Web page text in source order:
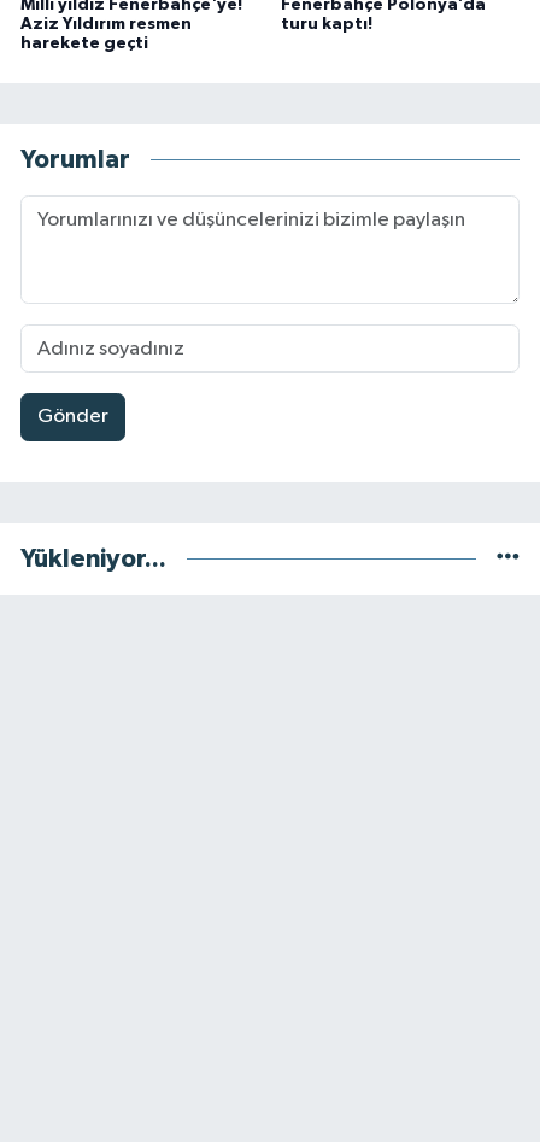
Milli yıldız Fenerbahçe'ye!
Aziz Yıldırım resmen
harekete geçti
Fenerbahçe Polonya’da
turu kaptı!
Yorumlar
Gönder
Yükleniyor...